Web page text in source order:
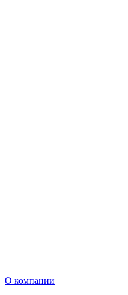
О компании